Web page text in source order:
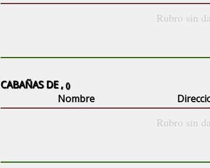
Rubro sin
CABAÑAS DE ,()
Nombre
Rubro sin